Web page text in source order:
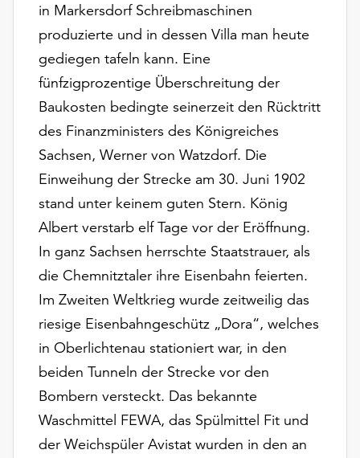
Einverständnis
weiterhin
ausgeführt.
Möchten
verwendeten
Cookies
anpassen,
Einstellungen
über
Schaltfläche
„Auswählen“.
Weitere
Informationen
finden
in Markersdorf Schreibmaschinen
produzierte und in dessen Villa man heute
gediegen tafeln kann. Eine
fünfzigprozentige Überschreitung der
Baukosten bedingte seinerzeit den Rücktritt
des Finanzministers des Königreiches
Sachsen, Werner von Watzdorf. Die
Einweihung der Strecke am 30. Juni 1902
stand unter keinem guten Stern. König
Albert verstarb elf Tage vor der Eröffnung.
In ganz Sachsen herrschte Staatstrauer, als
die Chemnitztaler ihre Eisenbahn feierten.
Im Zweiten Weltkrieg wurde zeitweilig das
riesige Eisenbahngeschütz „Dora“, welches
in Oberlichtenau stationiert war, in den
beiden Tunneln der Strecke vor den
Bombern versteckt. Das bekannte
Waschmittel FEWA, das Spülmittel Fit und
der Weichspüler Avistat wurden in den an